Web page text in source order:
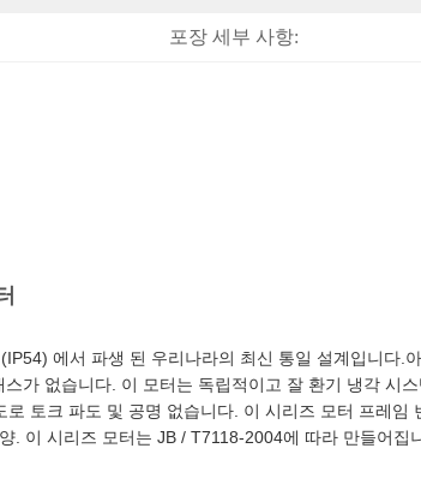
포장 세부 사항:
에서 파생 된 우리나라의 최신 통일 설계입니다.
가 없습니다. 이 모터는 독립적이고 잘 환기 냉각 시
토크 파도 및 공명 없습니다. 이 시리즈 모터 프레
이 시리즈 모터는 JB / T7118-2004에 따라 만들어집